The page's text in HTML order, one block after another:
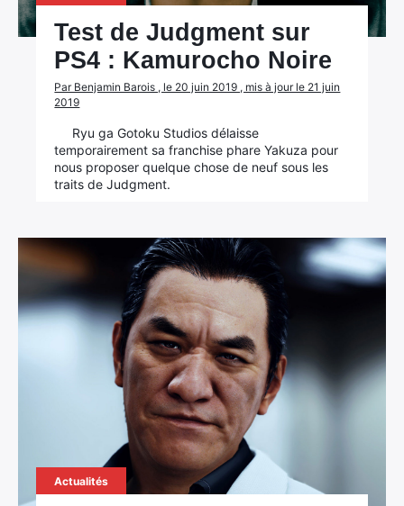
Test de Judgment sur
PS4 : Kamurocho Noire
Par Benjamin Barois , le 20 juin 2019 , mis à jour le 21 juin
2019
Ryu ga Gotoku Studios délaisse
temporairement sa franchise phare Yakuza pour
nous proposer quelque chose de neuf sous les
traits de Judgment.
Actualités